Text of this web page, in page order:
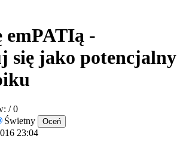
emPATIą -
się jako potencjalny
/ 0
Świetny
23:04